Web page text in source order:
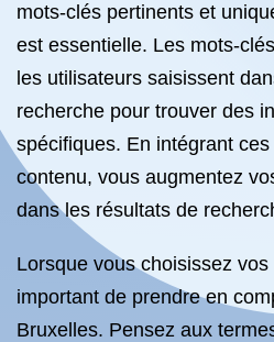
mots-clés pertinents et
est essentielle. Les mots-
les utilisateurs saisissent
recherche pour trouver des
spécifiques. En intégrant
contenu, vous augmentez
dans les résultats de
Lorsque vous choisissez
important de prendre en
Bruxelles. Pensez aux